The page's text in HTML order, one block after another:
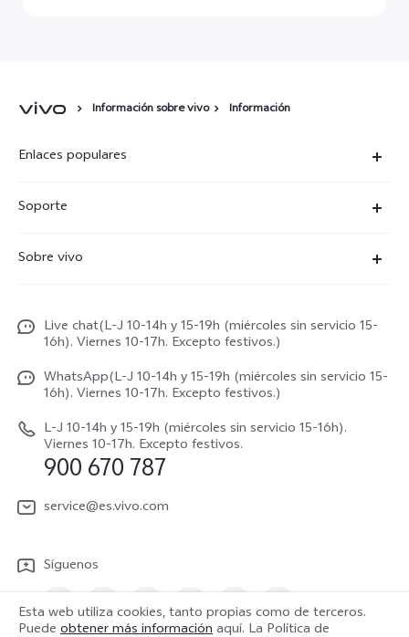
Información sobre vivo Información
Enlaces populares
X300
V70 5G
V70 FE
V70 Lite 5G
Y31 5G
Soporte
Autenticación de IMEI
Gestión de reparaciones
Manual de usuario
Actualización de sistema
Actualizar registro
Instrucciones de Garantía
Sobre vivo
Netiqueta vivo
Avisos legales
Acerca de nosotros
Sostenibilidad
Centro de privacidad de vivo
Live chat(L-J 10-14h y 15-19h (miércoles sin servicio 15-
16h). Viernes 10-17h. Excepto festivos.)
WhatsApp(L-J 10-14h y 15-19h (miércoles sin servicio 15-
16h). Viernes 10-17h. Excepto festivos.)
L-J 10-14h y 15-19h (miércoles sin servicio 15-16h).
Viernes 10-17h. Excepto festivos.
900 670 787
service@es.vivo.com
Síguenos
Esta web utiliza cookies, tanto propias como de terceros.
Puede obtener más informaciónaquí. La Política de